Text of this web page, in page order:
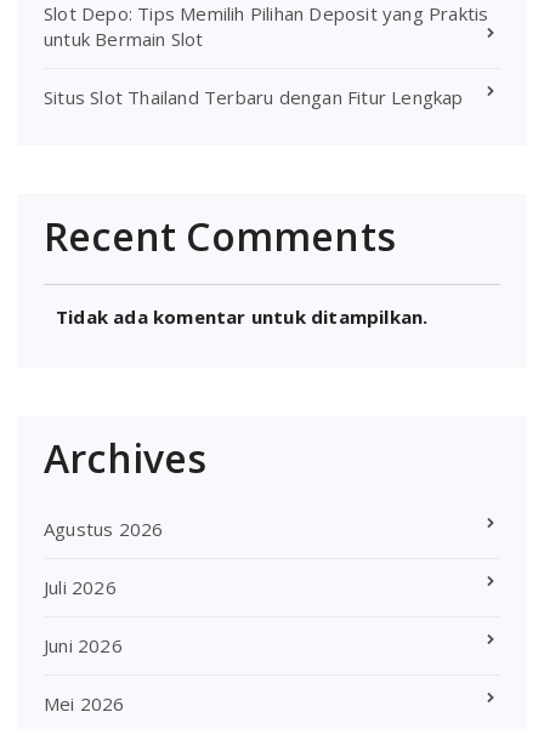
Slot Depo: Tips Memilih Pilihan Deposit yang Praktis
untuk Bermain Slot
Situs Slot Thailand Terbaru dengan Fitur Lengkap
Recent Comments
Tidak ada komentar untuk ditampilkan.
Archives
Agustus 2026
Juli 2026
Juni 2026
Mei 2026